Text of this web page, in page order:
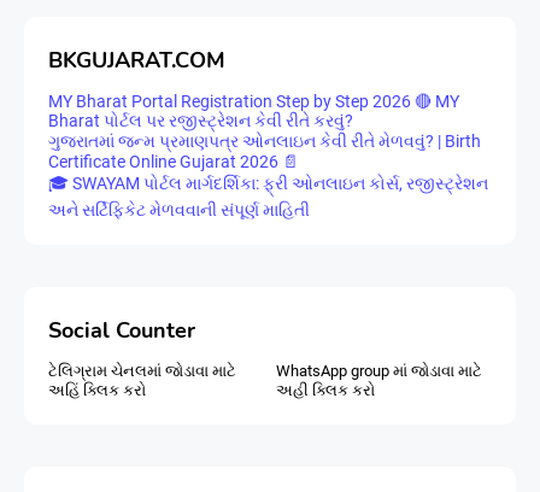
BKGUJARAT.COM
MY Bharat Portal Registration Step by Step 2026 🔴 MY
Bharat પોર્ટલ પર રજીસ્ટ્રેશન કેવી રીતે કરવું?
ગુજરાતમાં જન્મ પ્રમાણપત્ર ઓનલાઇન કેવી રીતે મેળવવું? | Birth
Certificate Online Gujarat 2026 📄
🎓 SWAYAM પોર્ટલ માર્ગદર્શિકા: ફ્રી ઓનલાઇન કોર્સ, રજીસ્ટ્રેશન
અને સર્ટિફિકેટ મેળવવાની સંપૂર્ણ માહિતી
Social Counter
ટેલિગ્રામ ચેનલમાં જોડાવા માટે
અહિં ક્લિક કરો
WhatsApp group માં જોડાવા માટે
અહી ક્લિક કરો